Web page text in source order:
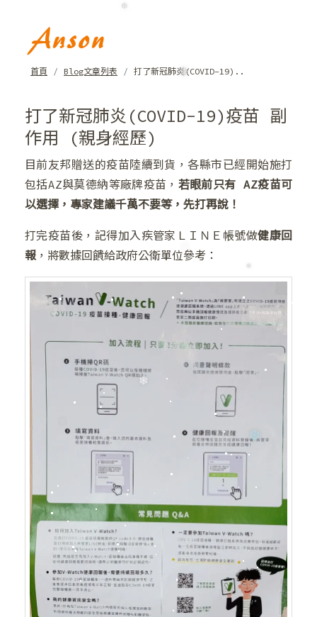
首頁 Blog文章列表 打了新冠肺炎(COVID-19)..
打了新冠肺炎(COVID-19)疫苗 副
作用 (親身經歷)
目前友邦贈送的疫苗陸續到貨，各縣市已經開始施打
包括AZ與莫德納等廠牌疫苗， 若眼前只有 AZ疫苗可
以選擇，專家建議千萬不要等，先打再說！
打完疫苗後，記得加入疾管家ＬＩＮＥ帳號做健康回
報，將數據回饋給政府公衛單位參考：
❄
❅